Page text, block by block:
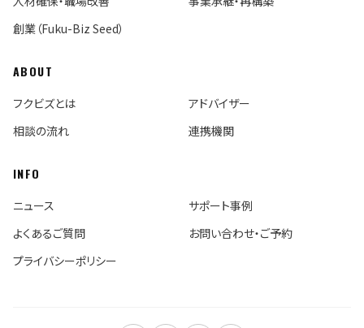
創業（Fuku-Biz Seed）
ABOUT
フクビズとは
アドバイザー
相談の流れ
連携機関
INFO
ニュース
サポート事例
よくあるご質問
お問い合わせ・ご予約
プライバシーポリシー